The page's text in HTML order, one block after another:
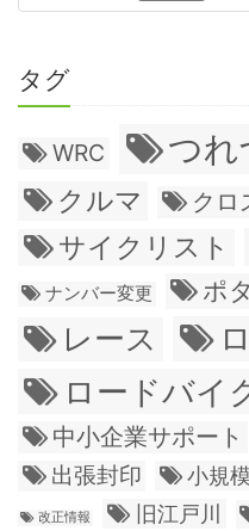
タグ
WRC つれ
クルマ クロ
サイクリスト
ナンバー変更 ポ
レース
ロードバイ
中小企業サポート
出張封印 小規
改正情報 旧江戸川